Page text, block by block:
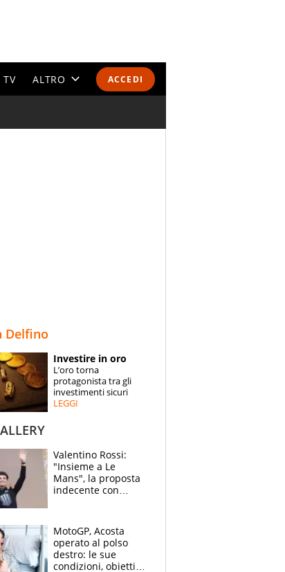
ACCEDI
TV ALTRO
ESPERTI
CONTATTI
Delfino
Investire in oro
L’oro torna
protagonista tra gli
investimenti sicuri
LEGGI
Valentino Rossi:
"Insieme a Le
Mans", la proposta
indecente con
Goodwood
MotoGP, Acosta
operato al polso
destro: le sue
condizioni, obiettivo